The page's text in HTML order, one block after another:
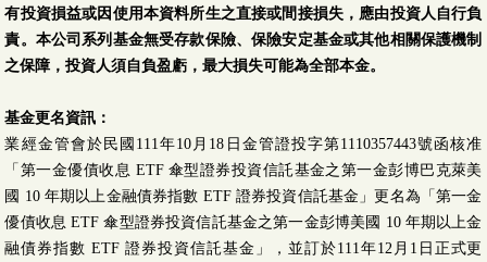
有投資損益或因使用本資料所生之直接或間接損失，應由投資人自行負
責。本公司系列基金無受存款保險、保險安定基金或其他相關保護機制
之保障，投資人須自負盈虧，最大損失可能為全部本金。
基金更名資訊：
業經金管會於民國111年10月18日金管證投字第1110357443號函核准
「第一金優債收息 ETF 傘型證券投資信託基金之第一金彭博巴克萊美
國 10 年期以上金融債券指數 ETF 證券投資信託基金」更名為「第一金
優債收息 ETF 傘型證券投資信託基金之第一金彭博美國 10 年期以上金
融債券指數 ETF 證券投資信託基金」，並訂於111年12月1日正式更